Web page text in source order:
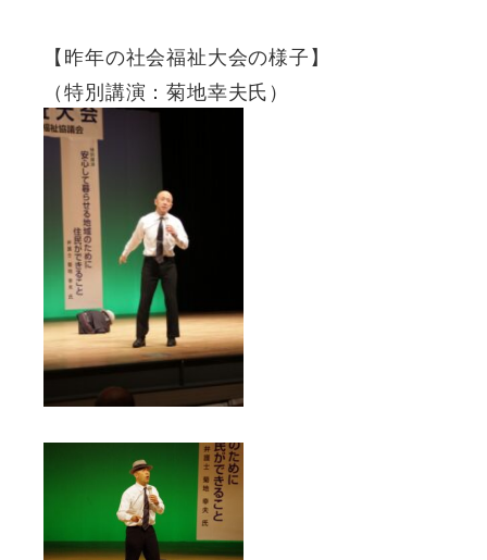
【昨年の社会福祉大会の様子】
（特別講演：菊地幸夫氏）